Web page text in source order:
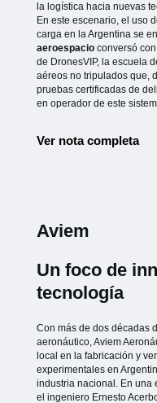
la logística hacia nuevas
En este escenario, el uso
carga en la Argentina se
aeroespacioconversó con
de DronesVIP, la escuela
aéreos no tripulados que,
pruebas certificadas de
en operador de este
Ver nota completa
Aviem
Un foco de
tecnología
Con más de dos décadas
aeronáutico, Aviem
local en la fabricación y
experimentales en
industria nacional. En una
el ingeniero Ernesto